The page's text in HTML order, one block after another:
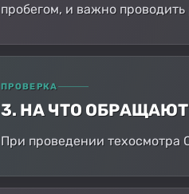
пробегом, и важно
ПРОВЕРКА
3. НА ЧТО
При проведении техосмотра